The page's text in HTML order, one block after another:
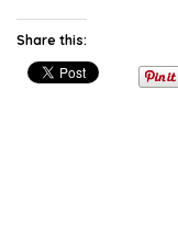
Share this: